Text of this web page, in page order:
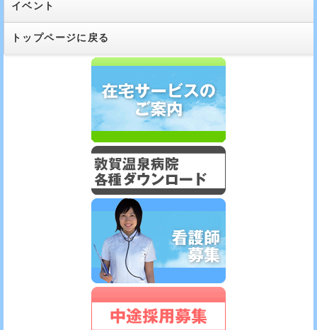
イベント
トップページに戻る